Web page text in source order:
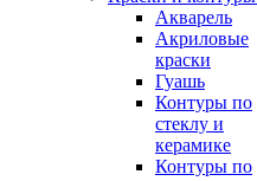
Акварель
Акриловые
краски
Гуашь
Контуры по
стеклу и
керамике
Контуры по